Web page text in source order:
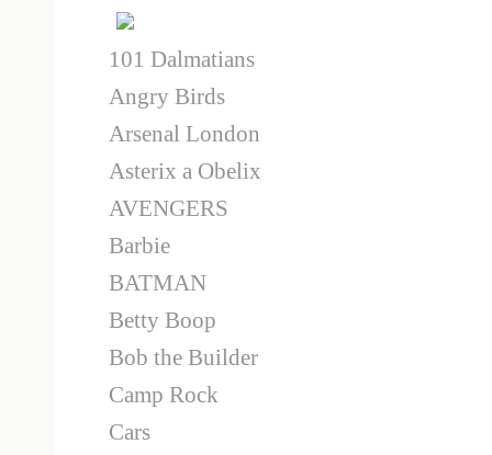
101 Dalmatians
Angry Birds
Arsenal London
Asterix a Obelix
AVENGERS
Barbie
BATMAN
Betty Boop
Bob the Builder
Camp Rock
Cars